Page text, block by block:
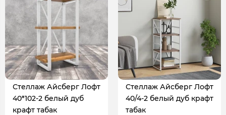
Стеллаж Айсберг Лофт
40*102-2 белый дуб
крафт табак
Стеллаж Айсберг Лофт
40/4-2 белый дуб крафт
табак